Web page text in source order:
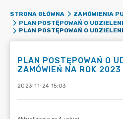
STRONA GŁÓWNA
ZAMÓWIENIA
PLAN POSTĘPOWAŃ O
PLAN POSTĘPOWAŃ O
ZAMÓWIEŃ NA ROK 2023
2023-11-24 15:03